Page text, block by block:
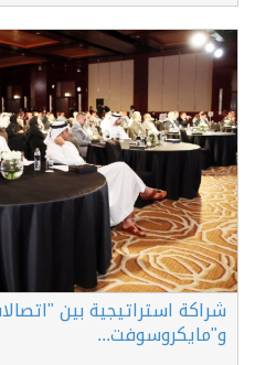
شراكة استراتيجية بين
و"مايكروسوفت...